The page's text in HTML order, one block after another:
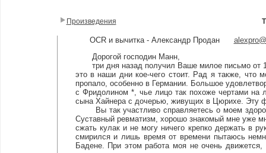
Произведения
OCR и вычитка - Александр Продан
Дорогой господин Манн,
три дня назад получил Ваше милое письмо от
это в наши дни кое-чего стоит. Рад я также, что
пропало, особенно в Германии. Большое
с Фридолином *, чье лицо так похоже чертами на
сына Хайнера с дочерью, живущих в Цюрихе. Эту
Вы так участливо справляетесь о моем
Суставный ревматизм, хорошо знакомый мне уже
сжать кулак и не могу ничего крепко держать в
смирился и лишь время от времени пытаюсь
Бадене. При этом работа моя не очень